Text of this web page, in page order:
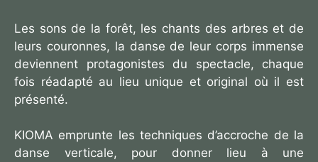
Les sons de la forêt, les chants des arbres et de
leurs couronnes, la danse de leur corps immense
deviennent protagonistes du spectacle, chaque
fois réadapté au lieu unique et original où il est
présenté.
KIOMA emprunte les techniques d’accroche de la
danse verticale, pour donner lieu à une